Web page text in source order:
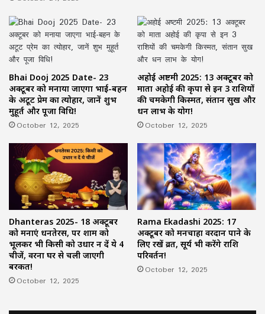
Bhai Dooj 2025 Date- 23
अक्टूबर को मनाया जाएगा भाई-बहन
के अटूट प्रेम का त्योहार, जानें शुभ
मुहूर्त और पूजा विधि!
October 12, 2025
अहोई अष्टमी 2025: 13 अक्टूबर को
माता अहोई की कृपा से इन 3 राशियों
की चमकेगी किस्मत, संतान सुख और
धन लाभ के योग!
October 12, 2025
Dhanteras 2025- 18 अक्टूबर
को मनाएं धनतेरस, पर शाम को
भूलकर भी किसी को उधार न दें ये 4
चीजें, वरना घर से चली जाएगी
बरकत!
October 12, 2025
Rama Ekadashi 2025: 17
अक्टूबर को मनचाहा वरदान पाने के
लिए रखें व्रत, सूर्य भी करेंगे राशि
परिवर्तन!
October 12, 2025